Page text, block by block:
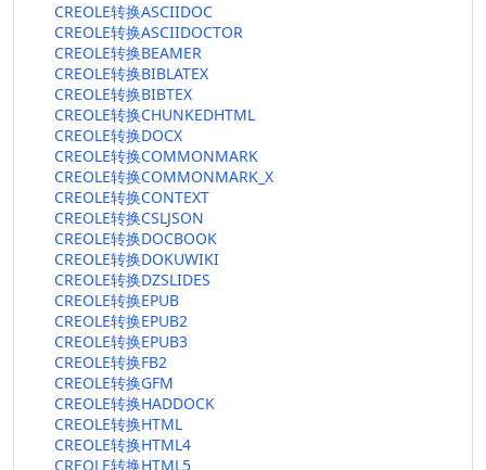
CREOLE转换ASCIIDOC
CREOLE转换ASCIIDOCTOR
CREOLE转换BEAMER
CREOLE转换BIBLATEX
CREOLE转换BIBTEX
CREOLE转换CHUNKEDHTML
CREOLE转换DOCX
CREOLE转换COMMONMARK
CREOLE转换COMMONMARK_X
CREOLE转换CONTEXT
CREOLE转换CSLJSON
CREOLE转换DOCBOOK
CREOLE转换DOKUWIKI
CREOLE转换DZSLIDES
CREOLE转换EPUB
CREOLE转换EPUB2
CREOLE转换EPUB3
CREOLE转换FB2
CREOLE转换GFM
CREOLE转换HADDOCK
CREOLE转换HTML
CREOLE转换HTML4
CREOLE转换HTML5